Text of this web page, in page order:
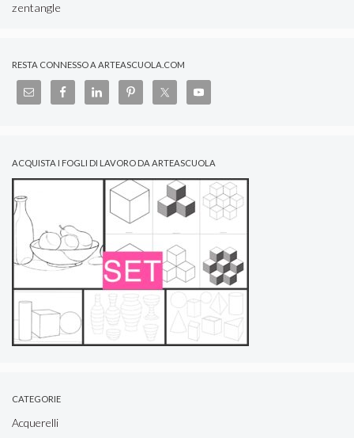
zentangle
RESTA CONNESSO A ARTEASCUOLA.COM
ACQUISTA I FOGLI DI LAVORO DA ARTEASCUOLA
CATEGORIE
Acquerelli